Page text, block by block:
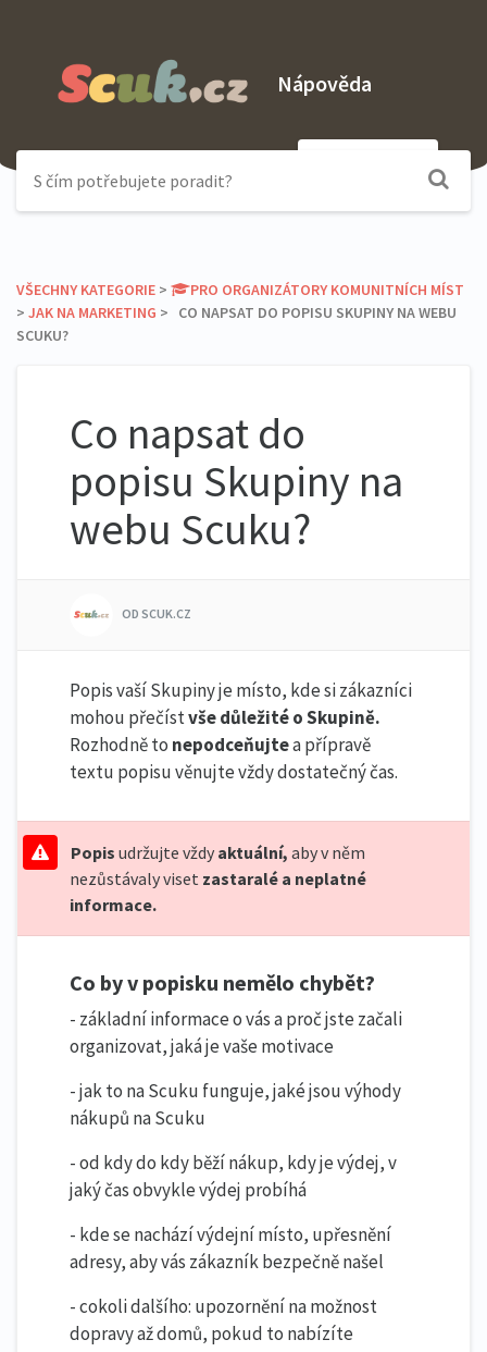
Nápověda
VŠECHNY KATEGORIE ​ > ​ ​PRO ORGANIZÁTORY KOMUNITNÍCH MÍST
> ​ ​JAK NA MARKETING ​ > ​ CO NAPSAT DO POPISU SKUPINY NA WEBU
SCUKU?
Co napsat do
popisu Skupiny na
webu Scuku?
OD SCUK.CZ
Popis vaší Skupiny je místo, kde si zákazníci
mohou přečístvše důležité o Skupině.
Rozhodně to nepodceňujtea přípravě
textu popisu věnujte vždy dostatečný čas.
Popis udržujte vždy aktuální, aby v něm
nezůstávaly viset zastaralé a neplatné
informace.
Co by v popisku nemělo chybět?
- základní informace o vás a proč jste začali
organizovat, jaká je vaše motivace
- jak to na Scuku funguje, jaké jsou výhody
nákupů na Scuku
- od kdy do kdy běží nákup, kdy je výdej, v
jaký čas obvykle výdej probíhá
- kde se nachází výdejní místo, upřesnění
adresy, aby vás zákazník bezpečně našel
- cokoli dalšího: upozornění na možnost
dopravy až domů, pokud to nabízíte